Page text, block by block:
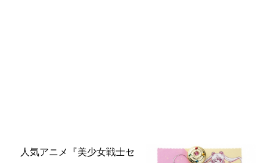
人気アニメ『美少女戦士セ